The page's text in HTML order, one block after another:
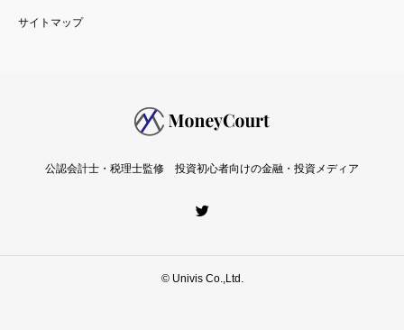
サイトマップ
公認会計士・税理士監修 投資初心者向けの金融・投資メディア
© Univis Co.,Ltd.